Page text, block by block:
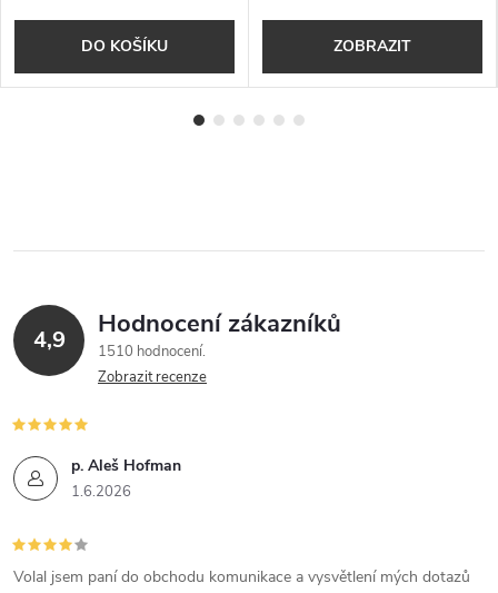
DO KOŠÍKU ZOBRAZIT
4,9 Hodnocení zákazníků
1510 hodnocení
Zobrazit recenze
p. Aleš Hofman
1.6.2026
Volal jsem paní do obchodu komunikace a vysvětlení mých dotazů